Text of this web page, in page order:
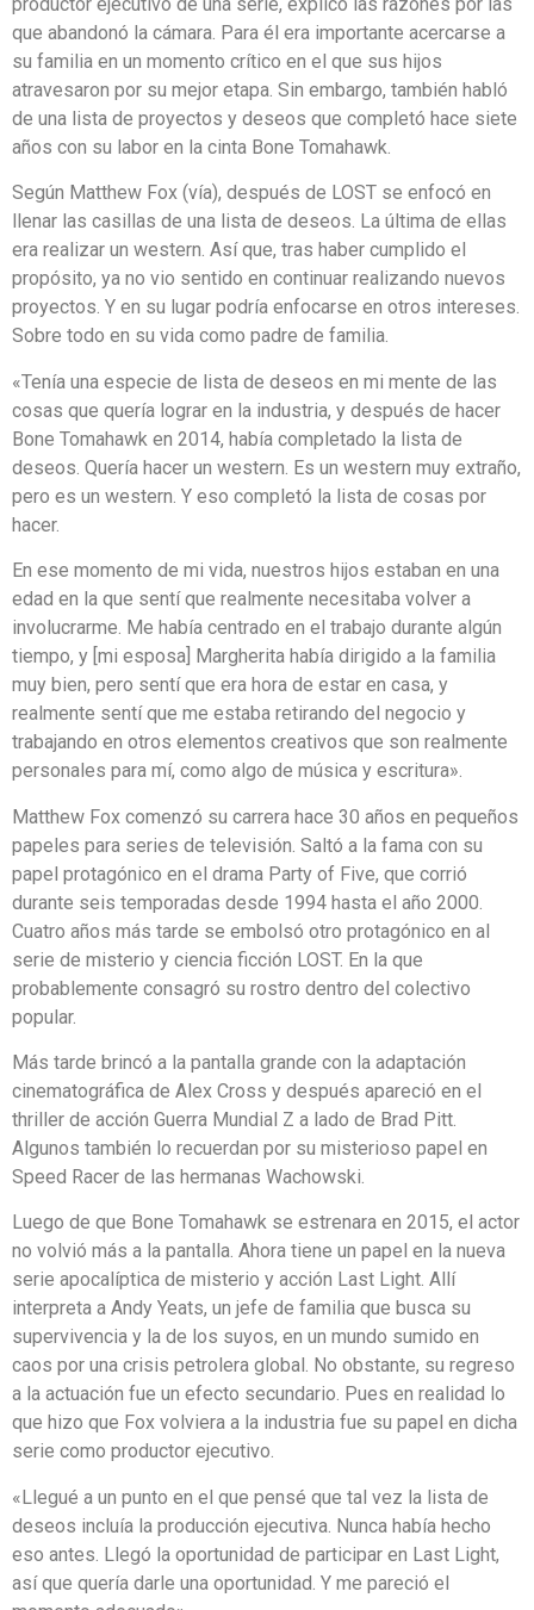
que abandonó la cámara. Para él era importante acercarse a
su familia en un momento crítico en el que sus hijos
atravesaron por su mejor etapa. Sin embargo, también habló
de una lista de proyectos y deseos que completó hace siete
años con su labor en la cinta Bone Tomahawk.
Según Matthew Fox (vía), después de LOST se enfocó en
llenar las casillas de una lista de deseos. La última de ellas
era realizar un western. Así que, tras haber cumplido el
propósito, ya no vio sentido en continuar realizando nuevos
proyectos. Y en su lugar podría enfocarse en otros intereses.
Sobre todo en su vida como padre de familia.
«Tenía una especie de lista de deseos en mi mente de las
cosas que quería lograr en la industria, y después de hacer
Bone Tomahawk en 2014, había completado la lista de
deseos. Quería hacer un western. Es un western muy extraño,
pero es un western. Y eso completó la lista de cosas por
hacer.
En ese momento de mi vida, nuestros hijos estaban en una
edad en la que sentí que realmente necesitaba volver a
involucrarme. Me había centrado en el trabajo durante algún
tiempo, y [mi esposa] Margherita había dirigido a la familia
muy bien, pero sentí que era hora de estar en casa, y
realmente sentí que me estaba retirando del negocio y
trabajando en otros elementos creativos que son realmente
personales para mí, como algo de música y escritura».
Matthew Fox comenzó su carrera hace 30 años en pequeños
papeles para series de televisión. Saltó a la fama con su
papel protagónico en el drama Party of Five, que corrió
durante seis temporadas desde 1994 hasta el año 2000.
Cuatro años más tarde se embolsó otro protagónico en al
serie de misterio y ciencia ficción LOST. En la que
probablemente consagró su rostro dentro del colectivo
popular.
Más tarde brincó a la pantalla grande con la adaptación
cinematográfica de Alex Cross y después apareció en el
thriller de acción Guerra Mundial Z a lado de Brad Pitt.
Algunos también lo recuerdan por su misterioso papel en
Speed Racer de las hermanas Wachowski.
Luego de que Bone Tomahawk se estrenara en 2015, el actor
no volvió más a la pantalla. Ahora tiene un papel en la nueva
serie apocalíptica de misterio y acción Last Light. Allí
interpreta a Andy Yeats, un jefe de familia que busca su
supervivencia y la de los suyos, en un mundo sumido en
caos por una crisis petrolera global. No obstante, su regreso
a la actuación fue un efecto secundario. Pues en realidad lo
que hizo que Fox volviera a la industria fue su papel en dicha
serie como productor ejecutivo.
«Llegué a un punto en el que pensé que tal vez la lista de
deseos incluía la producción ejecutiva. Nunca había hecho
eso antes. Llegó la oportunidad de participar en Last Light,
así que quería darle una oportunidad. Y me pareció el